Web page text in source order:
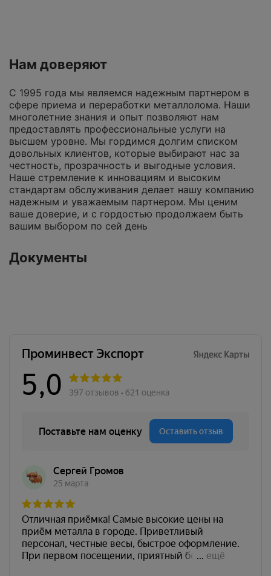
Нам доверяют
С 1995 года мы являемся надежным партнером в
сфере приема и переработки металлолома. Наши
многолетние знания и опыт позволяют нам
предоставлять профессиональные услуги на
высшем уровне. Мы гордимся долгим списком
довольных клиентов, которые выбирают нас за
честность, прозрачность и выгодные условия.
Наше стремление к инновациям и высоким
стандартам обслуживания делает нашу компанию
надежным и уважаемым партнером. Мы ценим
ваше доверие, и с гордостью продолжаем быть
вашим выбором по сей день
Документы